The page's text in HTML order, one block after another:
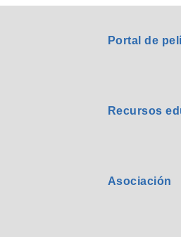
Portal de
Recursos
Asociación